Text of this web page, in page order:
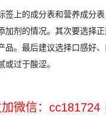
签上的成分表和营养成分
加剂的情况。其次要选择
品。最后建议选择口感好
或过于酸涩。
微信：cc181724